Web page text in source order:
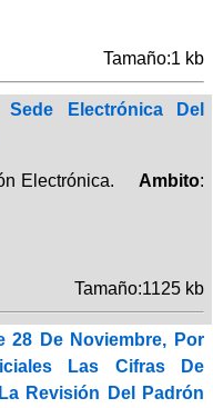
Tamaño:1 kb
Electrónica Del
Electrónica. Ambito:
Tamaño:1125 kb
28 De Noviembre, Por
Las Cifras De
Revisión Del Padrón